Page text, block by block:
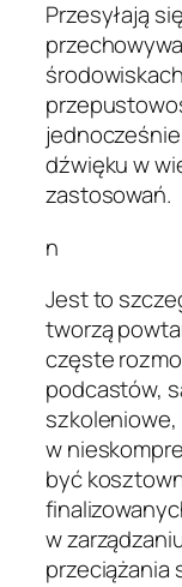
Przesyłają
dźwięku w
zastosowań.
n
Jest to
tworzą
częste
podcastów,
w
być
w
przeciążania